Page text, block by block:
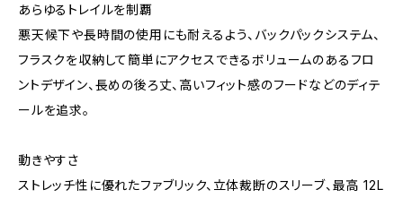
あらゆるトレイルを制覇
悪天候下や長時間の使用にも耐えるよう、バックパックシステム、
フラスクを収納して簡単にアクセスできるボリュームのあるフロ
ントデザイン、長めの後ろ丈、高いフィット感のフードなどのディテ
ールを追求。
動きやすさ
ストレッチ性に優れたファブリック、立体裁断のスリーブ、最高 12L